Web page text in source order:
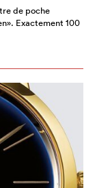
de poche
Exactement 100